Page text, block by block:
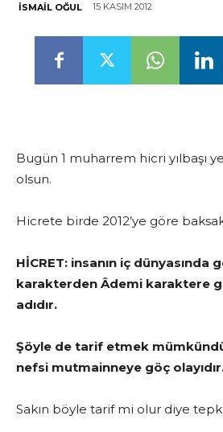
İSMAIL OĞUL 15 KASIM 2012
Bugün 1 muharrem hicri yılbaşı
olsun.
Hicrete birde 2012’ye göre
HİCRET: insanın iç dünyasında
karakterden Âdemi karaktere
adıdır.
Şöyle de tarif etmek
nefsi mutmainneye göç
Sakın böyle tarif mi olur diye